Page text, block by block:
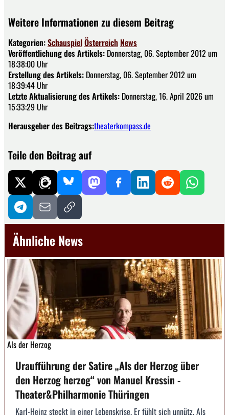
Weitere Informationen zu diesem Beitrag
Kategorien:SchauspielÖsterreich News
Veröffentlichung des Artikels: Donnerstag, 06. September 2012 um
18:38:00 Uhr
Erstellung des Artikels: Donnerstag, 06. September 2012 um
18:39:44 Uhr
Letzte Aktualisierung des Artikels: Donnerstag, 16. April 2026 um
15:33:29 Uhr
Herausgeber des Beitrags:theaterkompass.de
Teile den Beitrag auf
Ähnliche News
Als der Herzog
Uraufführung der Satire „Als der Herzog über
den Herzog herzog“ von Manuel Kressin -
Theater&Philharmonie Thüringen
Karl-Heinz steckt in einer Lebenskrise. Er fühlt sich unnütz. Als